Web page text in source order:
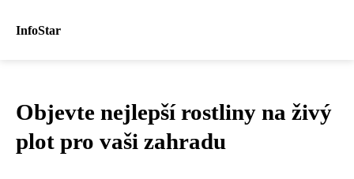
InfoStar
Objevte nejlepší rostliny na živý
plot pro vaši zahradu